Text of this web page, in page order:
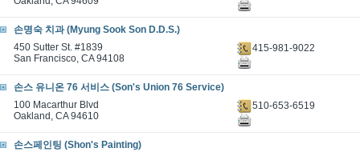
손명숙 치과 (Myung Sook Son D.D.S.)
450 Sutter St. #1839
San Francisco, CA 94108
415-981-9022
손스 유니온 76 서비스 (Son's Union 76 Service)
100 Macarthur Blvd
Oakland, CA 94610
510-653-6519
손스페인팅 (Shon's Painting)